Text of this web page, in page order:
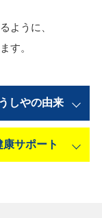
ように、
す。
しやの由来
康サポート